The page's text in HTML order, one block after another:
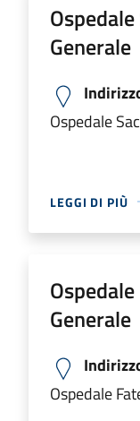
Generale
Ospedale
LEGGI DI PIÙ
Generale
Ospedale